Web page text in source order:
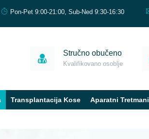
Pon-Pet 9:00-21:00, Sub-Ned 9:30-16:30
Stručno obučeno
Kvalifikovano osoblje
Transplantacija Kose Aparatni Tretmani